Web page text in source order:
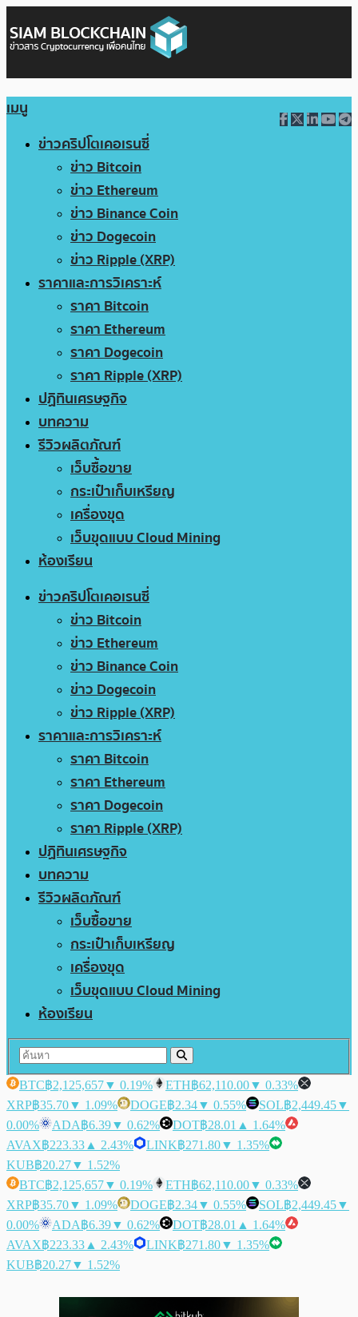
เมนู
ข่าวคริปโตเคอเรนซี่
ข่าว Bitcoin
ข่าว Ethereum
ข่าว Binance Coin
ข่าว Dogecoin
ข่าว Ripple (XRP)
ราคาและการวิเคราะห์
ราคา Bitcoin
ราคา Ethereum
ราคา Dogecoin
ราคา Ripple (XRP)
ปฏิทินเศรษฐกิจ
บทความ
รีวิวผลิตภัณฑ์
เว็บซื้อขาย
กระเป๋าเก็บเหรียญ
เครื่องขุด
เว็บขุดแบบ Cloud Mining
ห้องเรียน
ข่าวคริปโตเคอเรนซี่
ข่าว Bitcoin
ข่าว Ethereum
ข่าว Binance Coin
ข่าว Dogecoin
ข่าว Ripple (XRP)
ราคาและการวิเคราะห์
ราคา Bitcoin
ราคา Ethereum
ราคา Dogecoin
ราคา Ripple (XRP)
ปฏิทินเศรษฐกิจ
บทความ
รีวิวผลิตภัณฑ์
เว็บซื้อขาย
กระเป๋าเก็บเหรียญ
เครื่องขุด
เว็บขุดแบบ Cloud Mining
ห้องเรียน
BTC฿2,125,657▼ 0.19% ETH฿62,110.00▼ 0.33%
XRP฿35.70▼ 1.09% DOGE฿2.34▼ 0.55% SOL฿2,449.45▼
0.00%
ADA฿6.39▼ 0.62% DOT฿28.01 ▲ 1.64%
AVAX฿223.33 ▲ 2.43% LINK฿271.80▼ 1.35%
KUB฿20.27▼ 1.52%
BTC฿2,125,657▼ 0.19% ETH฿62,110.00▼ 0.33%
XRP฿35.70▼ 1.09% DOGE฿2.34▼ 0.55% SOL฿2,449.45▼
0.00%
ADA฿6.39▼ 0.62% DOT฿28.01 ▲ 1.64%
AVAX฿223.33 ▲ 2.43% LINK฿271.80▼ 1.35%
KUB฿20.27▼ 1.52%